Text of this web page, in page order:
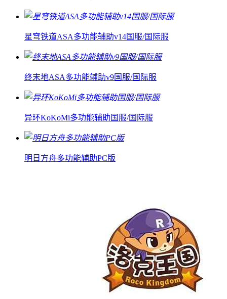
星穹铁道ASA多功能辅助v14国服/国际服
终末地ASA多功能辅助v9国服/国际服
异环KoKoMi多功能辅助国服/国际服
明日方舟多功能辅助PC版